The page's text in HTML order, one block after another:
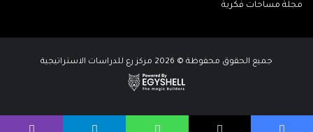
مجلة مساحات فكرية
جميع الحقوق محفوظة © 2026 مركز رع للدراسات الاستراتيجية